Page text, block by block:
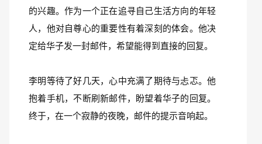
的兴趣。作为一个正在追寻自己生活方向的年轻
人，他对自尊心的重要性有着深刻的体会。他决
定给华子发一封邮件，希望能得到直接的回复。
李明等待了好几天，心中充满了期待与忐忑。他
抱着手机，不断刷新邮件，盼望着华子的回复。
终于，在一个寂静的夜晚，邮件的提示音响起。